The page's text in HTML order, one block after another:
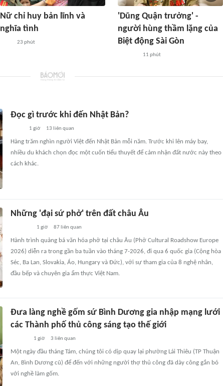
Nữ chỉ huy bản lĩnh và
nghĩa tình
23 phút
'Dũng Quận trưởng' -
người hùng thầm lặng của
Biệt động Sài Gòn
11 phút
Đọc gì trước khi đến Nhật Bản?
1 giờ 13 liên quan
Hàng trăm nghìn người Việt đến Nhật Bản mỗi năm. Trước khi lên máy bay,
nhiều du khách chọn đọc một cuốn tiểu thuyết để cảm nhận đất nước này theo
cách khác.
Những 'đại sứ phở' trên đất châu Âu
1 giờ 87liên quan
Hành trình quảng bá văn hóa phở tại châu Âu (Phở Cultural Roadshow Europe
2026) diễn ra trong gần ba tuần vào tháng 7-2026, đi qua 6 quốc gia (Cộng hòa
Séc, Ba Lan, Slovakia, Áo, Hungary và Đức), với sự tham gia của 8 nghệ nhân,
đầu bếp và chuyên gia ẩm thực Việt Nam.
Đưa làng nghề gốm sứ Bình Dương gia nhập mạng lưới
các Thành phố thủ công sáng tạo thế giới
1 giờ 3 liên quan
Một ngày đầu tháng Tám, chúng tôi có dịp quay lại phường Lái Thiêu (TP Thuận
An, Bình Dương cũ) để đến với những người thợ thủ công đã dày công gắn bó
với nghề làm gốm.